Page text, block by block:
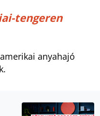
tengeren
anyahajó